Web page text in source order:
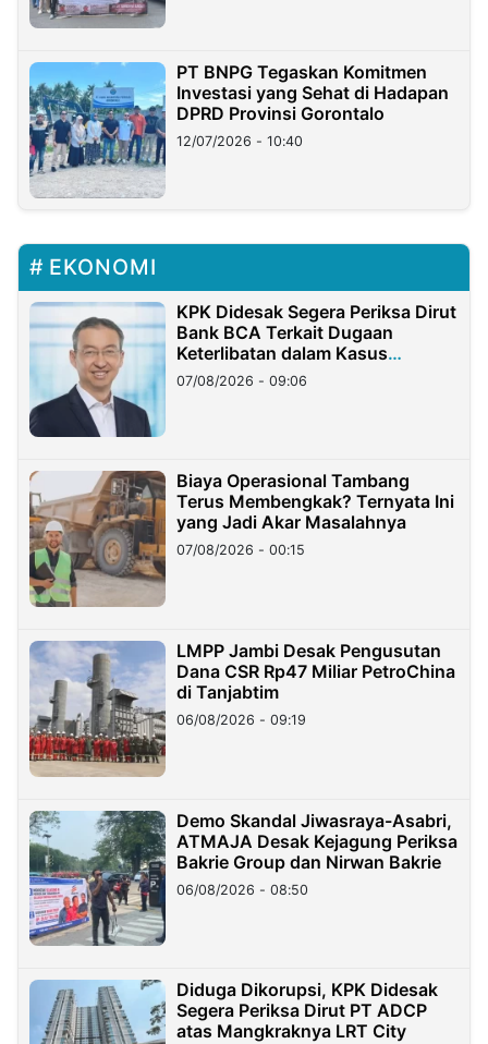
PT BNPG Tegaskan Komitmen
Investasi yang Sehat di Hadapan
DPRD Provinsi Gorontalo
12/07/2026 - 10:40
EKONOMI
KPK Didesak Segera Periksa Dirut
Bank BCA Terkait Dugaan
Keterlibatan dalam Kasus
Hilangnya Dana Nasabah Rp2,58
Miliar
07/08/2026 - 09:06
Biaya Operasional Tambang
Terus Membengkak? Ternyata Ini
yang Jadi Akar Masalahnya
07/08/2026 - 00:15
LMPP Jambi Desak Pengusutan
Dana CSR Rp47 Miliar PetroChina
di Tanjabtim
06/08/2026 - 09:19
Demo Skandal Jiwasraya-Asabri,
ATMAJA Desak Kejagung Periksa
Bakrie Group dan Nirwan Bakrie
06/08/2026 - 08:50
Diduga Dikorupsi, KPK Didesak
Segera Periksa Dirut PT ADCP
atas Mangkraknya LRT City